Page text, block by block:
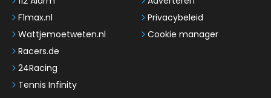
F1max.nl
Wattjemoetweten.nl
Racers.de
24Racing
Tennis Infinity
Privacybeleid
Cookie manager